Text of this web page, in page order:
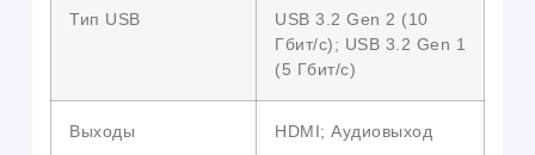
Тип USB
USB 3.2 Gen 2 (10
Гбит/с); USB 3.2 Gen 1
(5 Гбит/с)
Выходы HDMI; Аудиовыход